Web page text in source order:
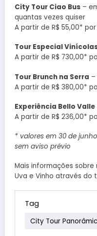
City Tour Ciao Bus –
quantas vezes quiser
A partir de R$ 55,00*
Tour Especial
A partir de R$ 730,00*
Tour Brunch na Serra
A partir de R$ 380,00*
Experiência Bello Valle
A partir de R$ 236,00*
* valores em 30 de
sem aviso prévio
Mais informações
Uva e Vinho através do
Tag
City Tour